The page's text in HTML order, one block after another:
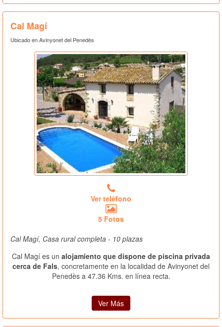
Cal Magí
Ubicado en Avinyonet del Penedès
Ver teléfono
5 Fotos
Cal Magí, Casa rural completa - 10 plazas
Cal Magí es un alojamiento que dispone de piscina privada
cerca de Fals, concretamente en la localidad de Avinyonet del
Penedès a 47.36 Kms. en línea recta.
Ver Más